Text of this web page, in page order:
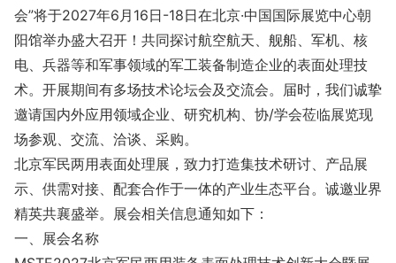
会”将于2027年6月16日-18日在北京·中国国际展览中心朝
阳馆举办盛大召开！共同探讨航空航天、舰船、军机、核
电、兵器等和军事领域的军工装备制造企业的表面处理技
术。开展期间有多场技术论坛会及交流会。届时，我们诚挚
邀请国内外应用领域企业、研究机构、协/学会莅临展览现
场参观、交流、洽谈、采购。
北京军民两用表面处理展，致力打造集技术研讨、产品展
示、供需对接、配套合作于一体的产业生态平台。诚邀业界
精英共襄盛举。展会相关信息通知如下：
一、展会名称